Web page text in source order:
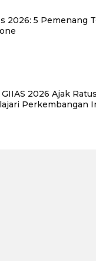
2026: 5 Pemenang
2026 Ajak
Perkembangan